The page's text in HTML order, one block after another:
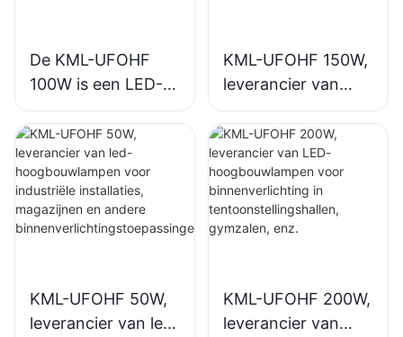
De KML-UFOHF
100W is een LED-
hoogbouwlamp,
geschikt voor
industriële
complexen,
magazijnen en
andere
KML-UFOHF 150W,
leverancier van
LED-
hoogbouwlampen
voor
binnenverlichting in
industriële
complexen,
KML-UFOHF 50W,
leverancier van led-
KML-UFOHF 200W,
leverancier van